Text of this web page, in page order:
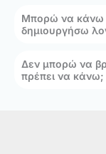
Μπορώ να κάνω
δημιουργήσω
Δεν μπορώ να
πρέπει να κάνω;